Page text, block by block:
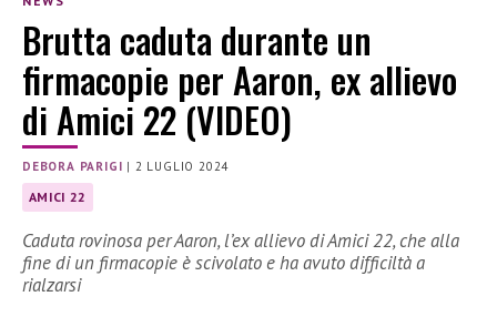
Brutta caduta durante un
firmacopie per Aaron, ex allievo
di Amici 22 (VIDEO)
DEBORA PARIGI | 2 LUGLIO 2024
AMICI 22
Caduta rovinosa per Aaron, l’ex allievo di Amici 22, che alla
fine di un firmacopie è scivolato e ha avuto difficiltà a
rialzarsi